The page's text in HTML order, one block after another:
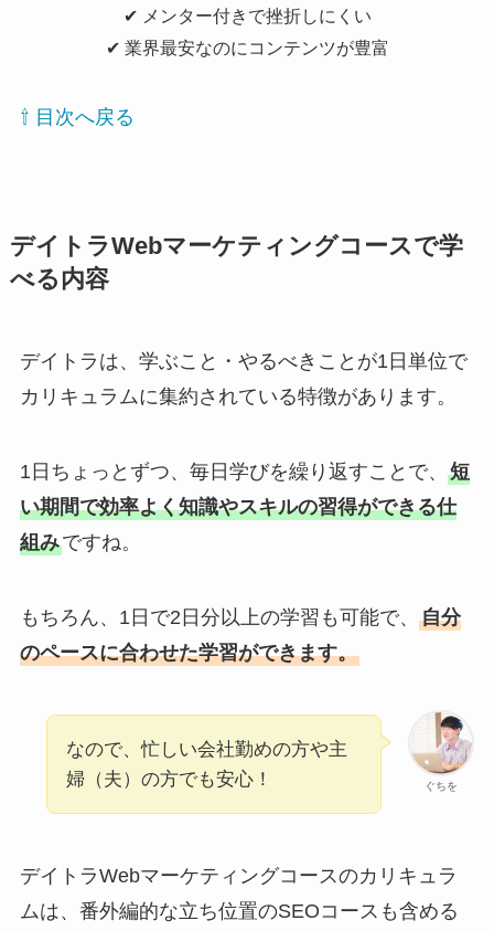
✔︎ メンター付きで挫折しにくい
✔︎ 業界最安なのにコンテンツが豊富
⇧ 目次へ戻る
デイトラWebマーケティングコースで学
べる内容
デイトラは、学ぶこと・やるべきことが1日単位で
カリキュラムに集約されている特徴があります。
1日ちょっとずつ、毎日学びを繰り返すことで、 短
い期間で効率よく知識やスキルの習得ができる仕
組みですね。
もちろん、1日で2日分以上の学習も可能で、 自分
のペースに合わせた学習ができます。
ぐちを
なので、忙しい会社勤めの方や主
婦（夫）の方でも安心！
デイトラWebマーケティングコースのカリキュラ
ムは、番外編的な立ち位置のSEOコースも含める